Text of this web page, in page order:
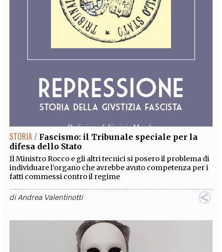
STORIA / Fascismo: il Tribunale speciale per la
difesa dello Stato
Il Ministro Rocco e gli altri tecnici si posero il problema di
individuare l’organo che avrebbe avuto competenza per i
fatti commessi contro il regime
diAndrea Valentinotti